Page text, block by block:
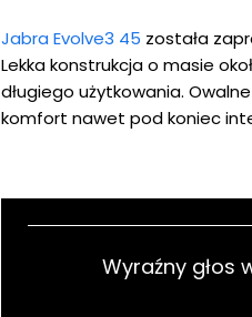
Jabra Evolve3 45 została
Lekka konstrukcja o masie
długiego użytkowania.
komfort nawet pod koniec
Wyraźny głos